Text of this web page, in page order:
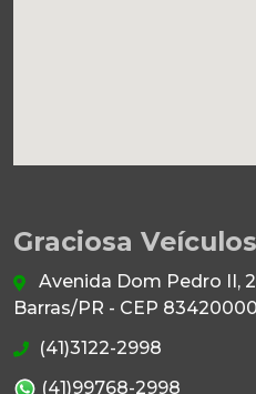
Graciosa Veículos
Avenida Dom Pedro II,
Barras/PR - CEP 83420000
(41)3122-2998
(41)99768-2998